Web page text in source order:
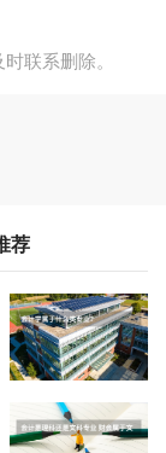
联系删除。
荐